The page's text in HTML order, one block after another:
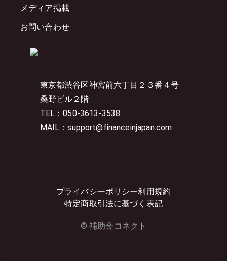
東京都渋谷区神宮前六丁目２３番４号
桑野ビル２階
TEL：050-3613-3538
MAIL：support@financeinjapan.com
プライバシーポリシー利用規約
特定商取引法に基づく表記
© 補助金コネクト
メディア掲載
お問い合わせ